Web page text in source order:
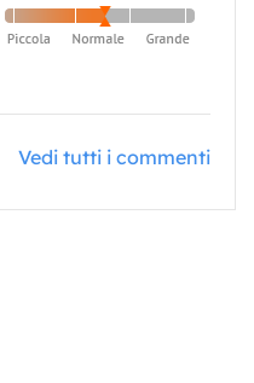
Vedi tutti i commenti